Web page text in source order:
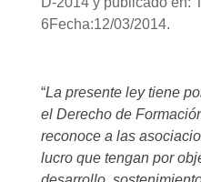
6Fecha:12/03/2014.
“La presente ley tiene
el Derecho de
reconoce a las
lucro que tengan por